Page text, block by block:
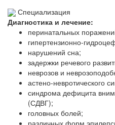
Специализация
Диагностика и лечение:
перинатальных
гипертензионно-
нарушений сна;
задержки речевого
неврозов и
астено-невротического
синдрома дефицита
(СДВГ);
головных болей;
различных форм